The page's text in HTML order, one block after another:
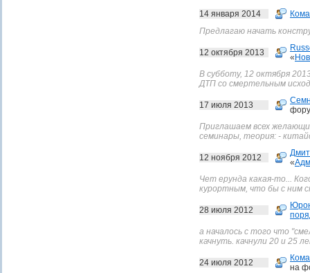
14 января 2014
Предлагаю начать
12 октября 2013
«
В субботу, 12 октября
ДТП со смертельным
17 июля 2013
Приглашаем всех
семинары, теория: -
12 ноября 2012
«
Чет ерунда какая-то...
курортным, что бы с ним
28 июля 2012
а началось с того что
качнуть. качнули 20 и 25
24 июля 2012
на